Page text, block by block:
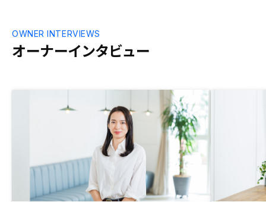
オーナーインタビュー
OWNER INTERVIEWS